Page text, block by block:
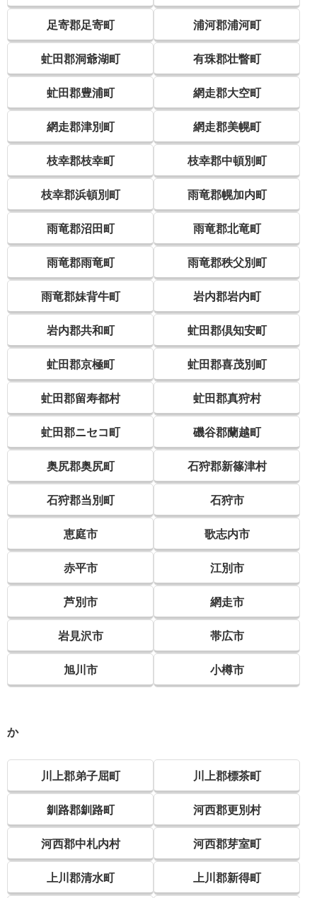
足寄郡足寄町 浦河郡浦河町
虻田郡洞爺湖町 有珠郡壮瞥町
虻田郡豊浦町 網走郡大空町
網走郡津別町 網走郡美幌町
枝幸郡枝幸町 枝幸郡中頓別町
枝幸郡浜頓別町 雨竜郡幌加内町
雨竜郡沼田町 雨竜郡北竜町
雨竜郡雨竜町 雨竜郡秩父別町
雨竜郡妹背牛町 岩内郡岩内町
岩内郡共和町 虻田郡倶知安町
虻田郡京極町 虻田郡喜茂別町
虻田郡留寿都村 虻田郡真狩村
虻田郡ニセコ町 磯谷郡蘭越町
奥尻郡奥尻町 石狩郡新篠津村
石狩郡当別町 石狩市
恵庭市 歌志内市
赤平市 江別市
芦別市 網走市
岩見沢市 帯広市
旭川市 小樽市
か
川上郡弟子屈町 川上郡標茶町
釧路郡釧路町 河西郡更別村
河西郡中札内村 河西郡芽室町
上川郡清水町 上川郡新得町